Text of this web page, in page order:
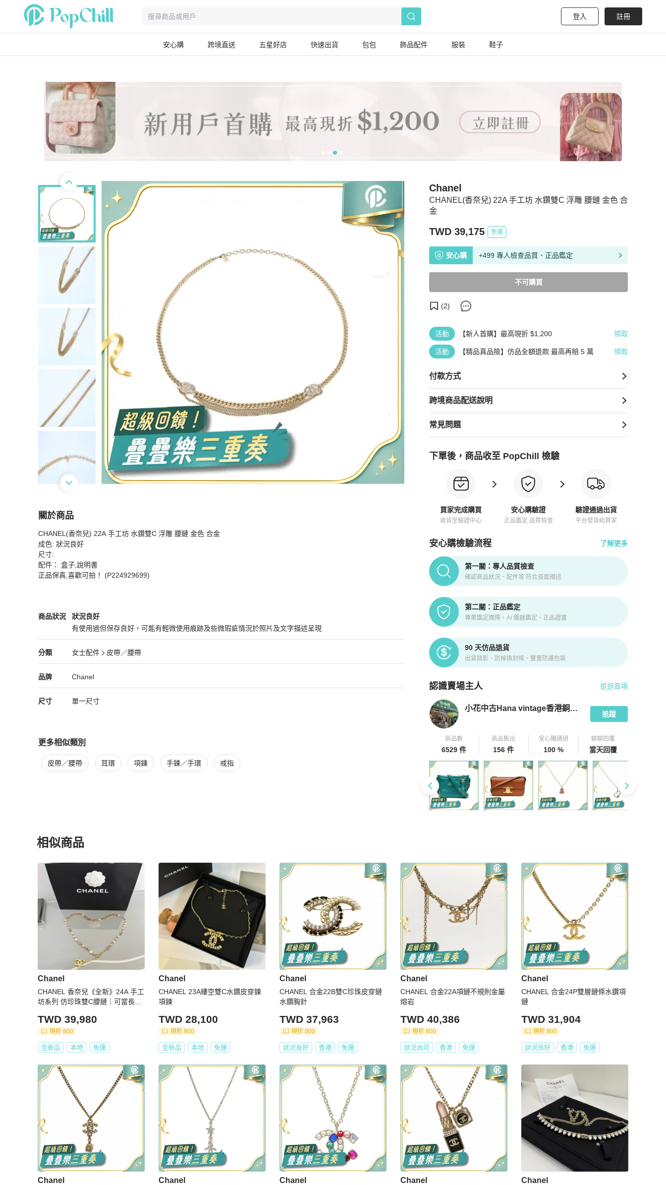
登入 註冊
安心購 跨境直送 五星好店 快速出貨 包包 飾品配件 服裝 鞋子
CHANEL(香奈兒) 22A 手工坊 水鑽雙C 浮雕 腰鏈 金色 合
金
Chanel
TWD 39,175 免運
安心購 +499 專人檢查品質、正品鑑定
不可購買
(2)
活動 【新人首購】最高現折 $1,200 領取
活動 【精品真品險】仿品全額退款 最高再賠 5 萬 領取
付款方式
跨境商品配送說明
常見問題
下單後，商品收至 PopChill 檢驗
買家完成購買
收貨至驗證中心
安心購驗證
正品鑑定 品質檢查
驗證通過出貨
平台發貨給買家
安心購檢驗流程 了解更多
PopChill拍拍圈正品驗證、安心購檢驗流程介紹
第一關：專人品質檢查
確認商品狀況、配件等 符合頁面描述
第二關：正品鑑定
專業鑑定團隊、AI 儀器鑑定、正品證書
90 天仿品退貨
出貨錄影、防掉換封條、雙重防護包裝
認識賣場主人
PopChill 拍拍圈嚴選賣家 小花中古Hana vintage香港銅鑼灣店
逛逛賣場
小花中古Hana vintage香港銅鑼灣店
追蹤
商品數
6529 件
商品售出
156 件
安心購通過
100 %
聊聊回覆
當天回覆
關於商品
關於CHANEL(香奈兒) 22A 手工坊 水鑽雙C 浮雕 腰鏈 金色 合金
CHANEL(香奈兒) 22A 手工坊 水鑽雙C 浮雕 腰鏈 金色 合金
成色: 狀況良好
尺寸:
配件： 盒子,說明書
正品保真,喜歡可拍！ (P224929699)
商品狀況
Chanel女士配件商品狀態與細節
狀況良好
有使用過但保存良好，可能有輕微使用痕跡及些微瑕疵情況於照片及文字描述呈現
狀況良好
分類
Chanel 女士配件分類資訊
女士配件
皮帶／腰帶
女士配件/皮帶／腰帶推薦
品牌
Chanel 精品女士配件
Chanel
Chanel 推薦清單
尺寸 單一尺寸
更多相似類別
更多Chanel女士配件相似商品推薦
皮帶／腰帶 耳環 項鍊 手鍊／手環 戒指
相似商品
更多相似Chanel女士配件推薦精品
Chanel
CHANEL 香奈兒《全新》24A 手工
坊系列 仿珍珠雙C腰鏈｜可當長項
TWD 39,980
現折 800
全新品 本地 免運
Chanel
CHANEL 23A縷空雙C水鑽皮穿鍊
項鍊
TWD 28,100
現折 800
全新品 本地 免運
Chanel
CHANEL 合金22B雙C珍珠皮穿鏈
水鑽胸針
TWD 37,963
現折 800
狀況良好 香港 免運
Chanel
CHANEL 合金22A項鏈不規則金屬
熔岩
TWD 40,386
現折 800
狀況尚可 香港 免運
Chanel
CHANEL 合金24P雙層鏈條水鑽項
鏈
TWD 31,904
現折 800
狀況良好 香港 免運
Chanel Chanel Chanel Chanel Chanel